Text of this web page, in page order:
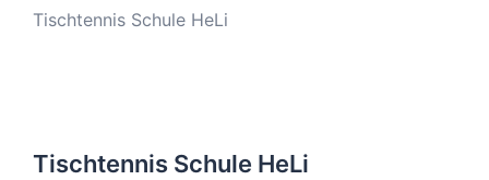
Tischtennis Schule HeLi
Tischtennis Schule HeLi